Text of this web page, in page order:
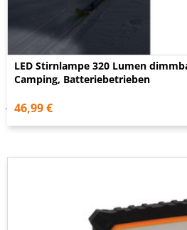
LED Stirnlampe 320 Lumen
Camping, Batteriebetrieben
46,99 €